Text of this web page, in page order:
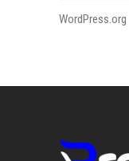
WordPress.org